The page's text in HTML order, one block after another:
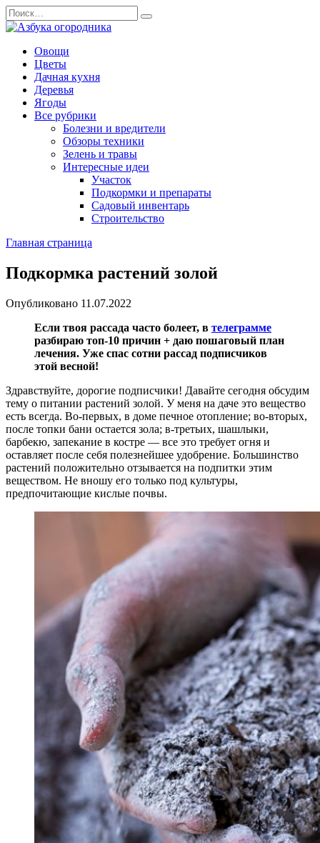
Перейти
к
содержанию
Search
for:
Овощи
Цветы
Дачная кухня
Деревья
Ягоды
Все рубрики
Болезни и вредители
Обзоры техники
Зелень и травы
Интересные идеи
Участок
Подкормки и препараты
Садовый инвентарь
Строительство
Главная страница
Подкормка растений золой
Опубликовано 11.07.2022
Если твоя рассада часто болеет, в телеграмме
разбираю топ-10 причин + даю пошаговый план
лечения. Уже спас сотни рассад подписчиков
этой весной!
Здравствуйте, дорогие подписчики! Давайте сегодня обсудим
тему о питании растений золой. У меня на даче это вещество
есть всегда. Во-первых, в доме печное отопление; во-вторых,
после топки бани остается зола; в-третьих, шашлыки,
барбекю, запекание в костре — все это требует огня и
оставляет после себя полезнейшее удобрение. Большинство
растений положительно отзывается на подпитки этим
веществом. Не вношу его только под культуры,
предпочитающие кислые почвы.